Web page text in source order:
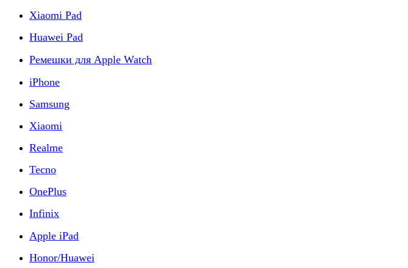
Xiaomi Pad
Huawei Pad
Ремешки для Apple Watch
iPhone
Samsung
Xiaomi
Realme
Tecno
OnePlus
Infinix
Apple iPad
Honor/Huawei